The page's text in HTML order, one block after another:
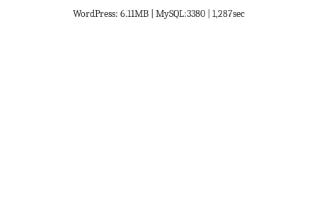
WordPress: 6.11MB | MySQL:3380 | 1,287sec